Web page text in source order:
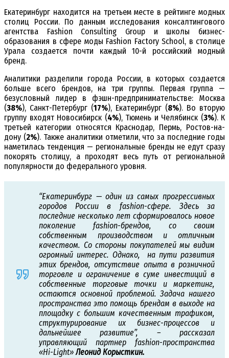
Екатеринбург находится на третьем месте в рейтинге модных
столиц России. По данным исследования консалтингового
агентства Fashion Consulting Group и школы бизнес-
образования в сфере моды Fashion Factory School, в столице
Урала создается почти каждый 10-й российский модный
бренд.
Аналитики разделили города России, в которых создается
больше всего брендов, на три группы. Первая группа —
безусловный лидер в фэшн-предпринимательстве: Москва
(38%), Санкт-Петербург (17%), Екатеринбург (8%). Во вторую
группу входят Новосибирск (4%), Тюмень и Челябинск (3%). К
третьей категории относятся Краснодар, Пермь, Ростов-на-
дону (2%). Также аналитики отметили, что за последние годы
наметилась тенденция — региональные бренды не едут сразу
покорять столицу, а проходят весь путь от региональной
популярности до федерального уровня.
“Екатеринбург — один из самых прогрессивных
городов России в fashion-сфере. Здесь за
последние несколько лет сформировалось новое
поколение fashion-брендов, со своим
собственным производством и отличным
качеством. Со стороны покупателей мы видим
огромный интерес. Однако, на пути развития
этих брендов, отсутствие опыта в розничной
торговле и ограничение в суме инвестиций в
собственные торговые точки и маркетинг,
остаются основной проблемой. Задача нашего
пространства это помощь брендам в выходе на
площадку с большим качественным трафиком,
структурирование их бизнес-процессов и
дальнейшее развитие”, – рассказал
управляющий партнер fashion-пространства
«Hi-Light»Леонид Корысткин.